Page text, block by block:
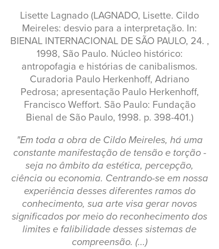
Lisette Lagnado (LAGNADO, Lisette. Cildo
Meireles: desvio para a interpretação. In:
BIENAL INTERNACIONAL DE SÃO PAULO, 24. ,
1998, São Paulo. Núcleo histórico:
antropofagia e histórias de canibalismos.
Curadoria Paulo Herkenhoff, Adriano
Pedrosa; apresentação Paulo Herkenhoff,
Francisco Weffort. São Paulo: Fundação
Bienal de São Paulo, 1998. p. 398-401.)
"Em toda a obra de Cildo Meireles, há uma
constante manifestação de tensão e torção -
seja no âmbito da estética, percepção,
ciência ou economia. Centrando-se em nossa
experiência desses diferentes ramos do
conhecimento, sua arte visa gerar novos
significados por meio do reconhecimento dos
limites e falibilidade desses sistemas de
compreensão. (...)